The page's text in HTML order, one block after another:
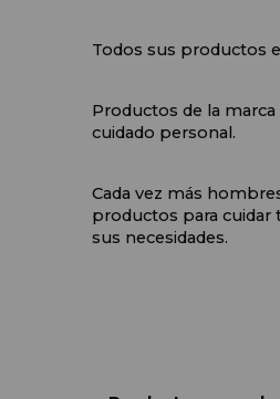
Todos sus productos
Productos de la marca
cuidado personal.
Cada vez más
productos para cuidar
sus necesidades.